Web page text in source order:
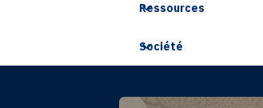
Ressources
Société